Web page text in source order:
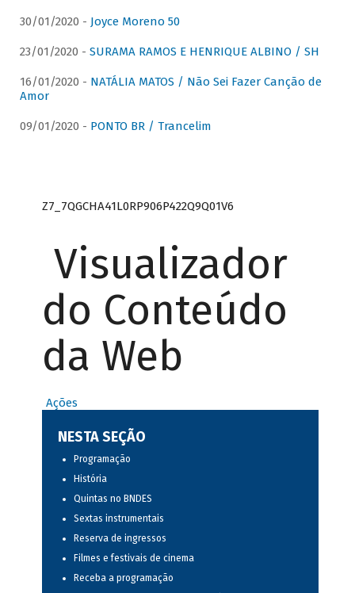
30/01/2020 - Joyce Moreno 50
23/01/2020 - SURAMA RAMOS E HENRIQUE ALBINO / SH
16/01/2020 - NATÁLIA MATOS / Não Sei Fazer Canção de
Amor
09/01/2020 - PONTO BR / Trancelim
Z7_7QGCHA41L0RP906P422Q9Q01V6
Visualizador
do Conteúdo
da Web
Ações
NESTA SEÇÃO
Programação
História
Quintas no BNDES
Sextas instrumentais
Reserva de ingressos
Filmes e festivais de cinema
Receba a programação